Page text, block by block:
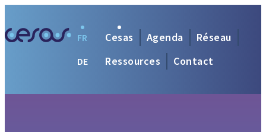
Cesas Agenda
Réseau
Ressources
Contact
FR
DE